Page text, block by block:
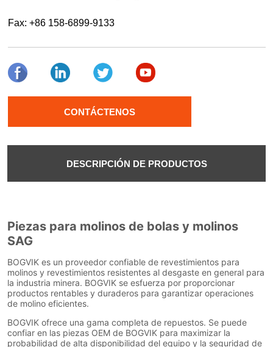
Fax: +86 158-6899-9133
CONTÁCTENOS
DESCRIPCIÓN DE PRODUCTOS